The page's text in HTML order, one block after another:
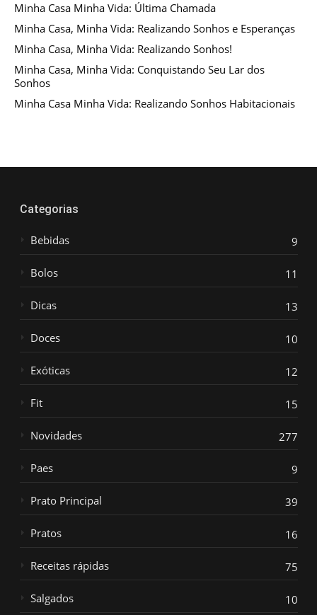
Minha Casa Minha Vida: Última Chamada
Minha Casa, Minha Vida: Realizando Sonhos e Esperanças
Minha Casa, Minha Vida: Realizando Sonhos!
Minha Casa, Minha Vida: Conquistando Seu Lar dos
Sonhos
Minha Casa Minha Vida: Realizando Sonhos Habitacionais
Categorias
Bebidas 9
Bolos 11
Dicas 13
Doces 10
Exóticas 12
Fit 15
Novidades 277
Paes 9
Prato Principal 39
Pratos 16
Receitas rápidas 75
Salgados 10